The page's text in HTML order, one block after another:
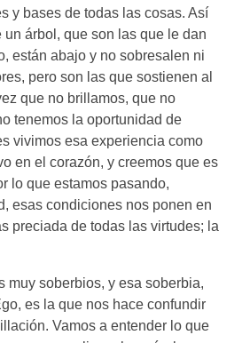
y bases de todas las cosas. Así
un árbol, que son las que le dan
están abajo y no sobresalen ni
pero son las que sostienen al
que no brillamos, que no
tenemos la oportunidad de
vivimos esa experiencia como
en el corazón, y creemos que es
lo que estamos pasando,
esas condiciones nos ponen en
preciada de todas las virtudes; la
muy soberbios, y esa soberbia,
es la que nos hace confundir
Vamos a entender lo que